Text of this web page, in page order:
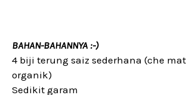
BAHAN-BAHANNYA :-)
4 biji terung saiz sederhana (che
organik)
Sedikit garam